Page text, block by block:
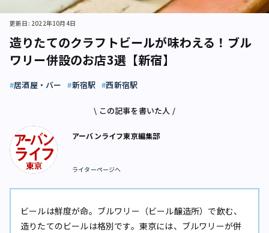
造りたてのクラフトビールが味わえる！ブル
ワリー併設のお店3選【新宿】
更新日: 2022年10月4日
居酒屋・バー 新宿駅 西新宿駅
\ この記事を書いた人 /
アーバンライフ東京編集部
ライターページへ
ビールは鮮度が命。ブルワリー（ビール醸造所）で飲む、
造りたてのビールは格別です。東京には、ブルワリーが併